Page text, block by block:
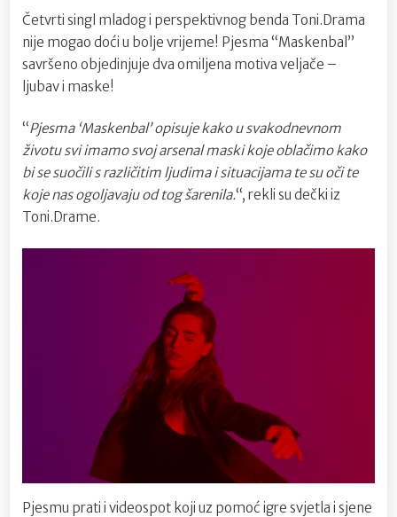
novoj
pjesmi
benda
Četvrti singl mladog i perspektivnog benda Toni.Drama
nije mogao doći u bolje vrijeme! Pjesma “Maskenbal”
savršeno objedinjuje dva omiljena motiva veljače –
ljubav i maske!
“Pjesma ‘Maskenbal’ opisuje kako u svakodnevnom
životu svi imamo svoj arsenal maski koje oblačimo kako
bi se suočili s različitim ljudima i situacijama te su oči te
koje nas ogoljavaju od tog šarenila.“, rekli su dečki iz
Toni.Drame.
Pjesmu prati i videospot koji uz pomoć igre svjetla i sjene